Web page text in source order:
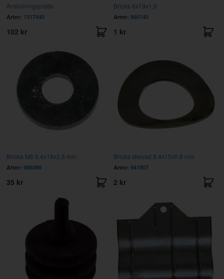
Anslutningsplatta
Artnr: 1317440
102 kr
Bricka 6x19x1,0
Artnr: 960140
1 kr
Bricka M6 6,4x18x2,5 mm
Artnr: 986499
35 kr
Bricka skevad 8,4x15x0,8 mm
Artnr: 941907
2 kr